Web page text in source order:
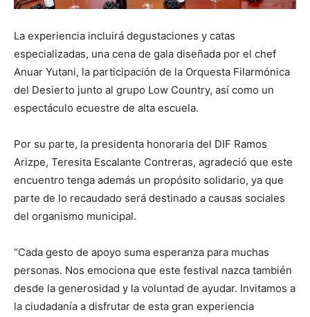
La experiencia incluirá degustaciones y catas
especializadas, una cena de gala diseñada por el chef
Anuar Yutani, la participación de la Orquesta Filarmónica
del Desierto junto al grupo Low Country, así como un
espectáculo ecuestre de alta escuela.
Por su parte, la presidenta honoraria del DIF Ramos
Arizpe, Teresita Escalante Contreras, agradeció que este
encuentro tenga además un propósito solidario, ya que
parte de lo recaudado será destinado a causas sociales
del organismo municipal.
“Cada gesto de apoyo suma esperanza para muchas
personas. Nos emociona que este festival nazca también
desde la generosidad y la voluntad de ayudar. Invitamos a
la ciudadanía a disfrutar de esta gran experiencia